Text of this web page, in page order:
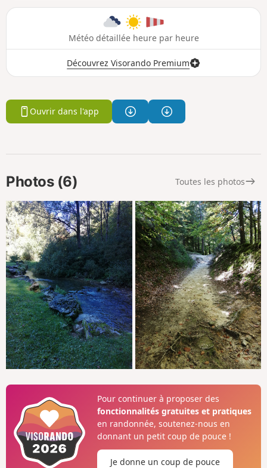
Météo détaillée heure par heure
Découvrez Visorando Premium
Ouvrir dans l'app
Photos (6) Toutes les photos
Pour continuer à proposer des
fonctionnalités gratuites et pratiques
en randonnée, soutenez-nous en
donnant un petit coup de pouce !
Je donne un coup de pouce